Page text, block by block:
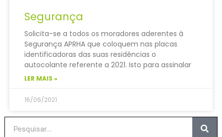
Segurança
Solicita-se a todos os moradores aderentes à
Segurança APRHA que coloquem nas placas
identificadoras das suas residências o
autocolante referente a 2021. Isto para assinalar
LER MAIS »
16/06/2021